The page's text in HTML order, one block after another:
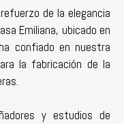
de la elegancia
Emiliana, ubicado en
confiado en nuestra
la fabricación de la
y estudios de